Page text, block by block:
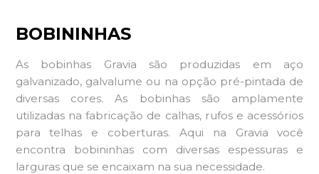
BOBININHAS
As bobinhas Gravia são produzidas em aço
galvanizado, galvalume ou na opção pré-pintada de
diversas cores. As bobinhas são amplamente
utilizadas na fabricação de calhas, rufos e acessórios
para telhas e coberturas. Aqui na Gravia você
encontra bobininhas com diversas espessuras e
larguras que se encaixam na sua necessidade.